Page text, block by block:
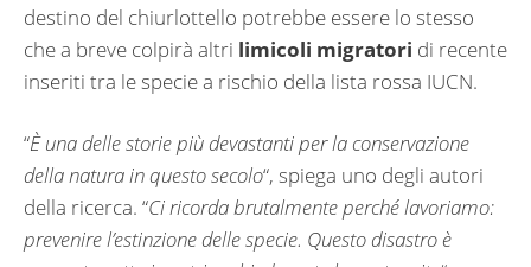
destino del chiurlottello potrebbe essere lo stesso
che a breve colpirà altri limicoli migratori di recente
inseriti tra le specie a rischio della lista rossa IUCN.
“È una delle storie più devastanti per la conservazione
della natura in questo secolo“, spiega uno degli autori
della ricerca. “Ci ricorda brutalmente perché lavoriamo:
prevenire l’estinzione delle specie. Questo disastro è